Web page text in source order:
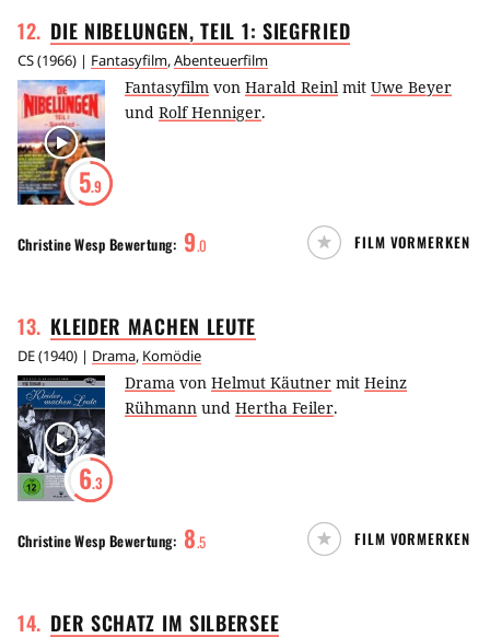
12. DIE NIBELUNGEN, TEIL 1: SIEGFRIED
CS(1966) | Fantasyfilm,Abenteuerfilm
5.9
Fantasyfilm von Harald Reinl mit Uwe Beyer
und Rolf Henniger.
Christine Wesp Bewertung: 9.0 FILM VORMERKEN
13. KLEIDER MACHEN LEUTE
DE(1940) | Drama, Komödie
6.3
Drama von Helmut Käutner mit Heinz
Rühmann und Hertha Feiler.
Christine Wesp Bewertung: 8.5 FILM VORMERKEN
14. DER SCHATZ IM SILBERSEE